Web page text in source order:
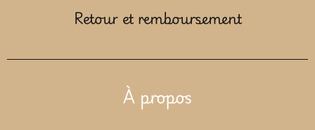
Retour et remboursement
À propos